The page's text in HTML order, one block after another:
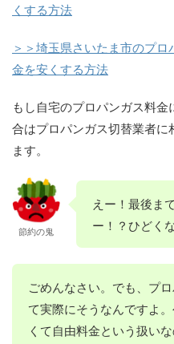
くする方法
＞＞埼玉県さいたま市のプ
金を安くする方法
もし自宅のプロパンガス料
合はプロパンガス切替業者
ます。
節約の鬼
えー！最後ま
ー！？ひどく
ごめんなさい。でも、プ
て実際にそうなんですよ
くて自由料金という扱い